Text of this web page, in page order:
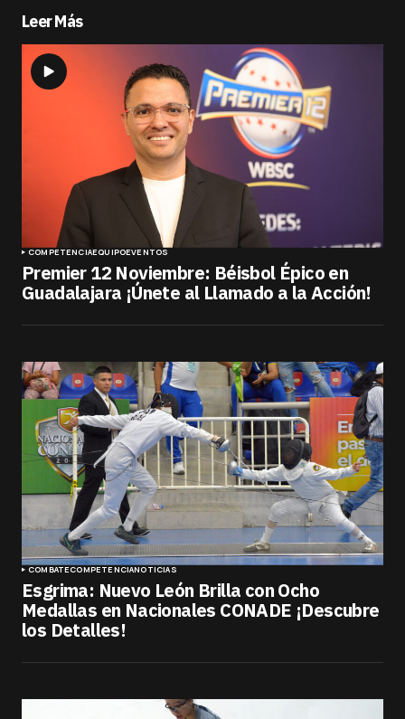
Leer Más
COMPETENCIAEQUIPOEVENTOS
Premier 12 Noviembre: Béisbol Épico en
Guadalajara ¡Únete al Llamado a la Acción!
COMBATECOMPETENCIANOTICIAS
Esgrima: Nuevo León Brilla con Ocho
Medallas en Nacionales CONADE ¡Descubre
los Detalles!